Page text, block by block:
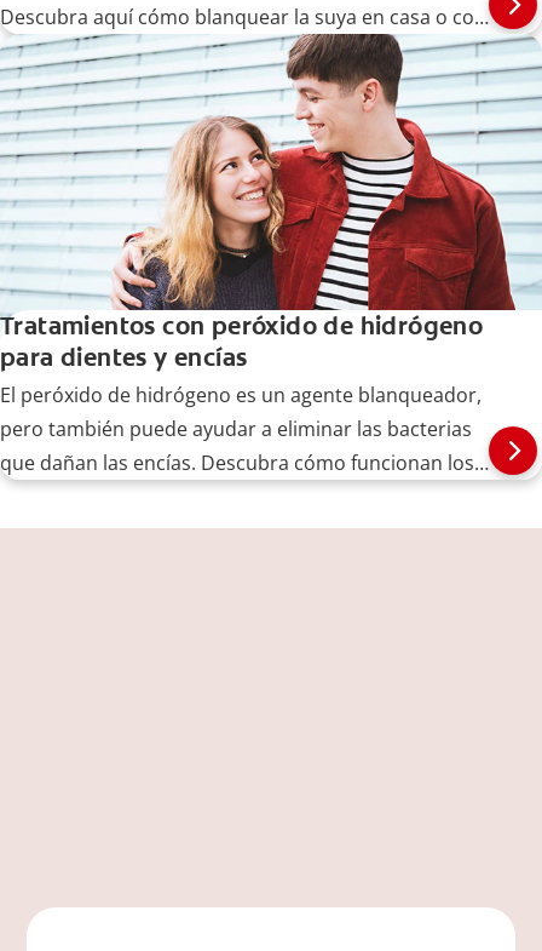
Descubra aquí cómo blanquear la suya en casa o con
la ayuda de su dentista.
Tratamientos con peróxido de hidrógeno
para dientes y encías
El peróxido de hidrógeno es un agente blanqueador,
pero también puede ayudar a eliminar las bacterias
que dañan las encías. Descubra cómo funcionan los
aquí.